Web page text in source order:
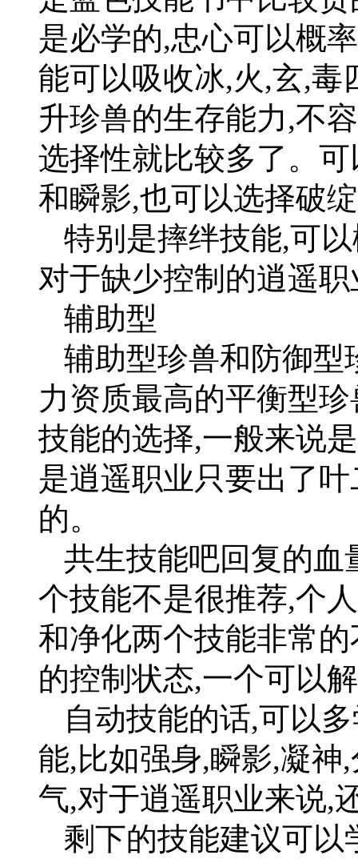
是必学的,忠心可以概
能可以吸收冰,火,玄,毒
升珍兽的生存能力,不
选择性就比较多了。
和瞬影,也可以选择破
特别是摔绊技能,可
对于缺少控制的逍遥
辅助型
辅助型珍兽和防御型
力资质最高的平衡型
技能的选择,一般来说
是逍遥职业只要出了
的。
共生技能吧回复的血
个技能不是很推荐,个
和净化两个技能非常
的控制状态,一个可以
自动技能的话,可以
能,比如强身,瞬影,凝神
气,对于逍遥职业来说,
剩下的技能建议可以